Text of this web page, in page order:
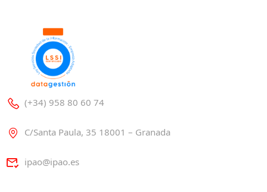
(+34) 958 80 60 74
C/Santa Paula, 35 18001 – Granada
ipao@ipao.es